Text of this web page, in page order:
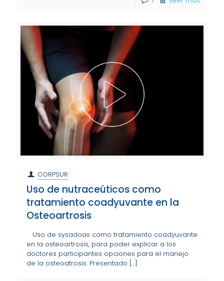
CORPSUR
Uso de nutraceúticos como
tratamiento coadyuvante en la
Osteoartrosis
Uso de sysadoas como tratamiento coadyuvante
en la osteoartrosis, para poder explicar a los
doctores participantes opciones para el manejo
de la osteoatrosis. Presentado […]